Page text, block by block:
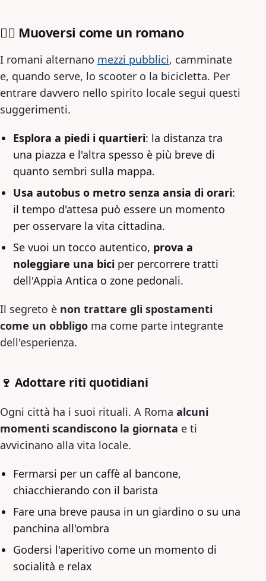
🚶‍♂️ Muoversi come un romano
I romani alternano mezzi pubblici, camminate
e, quando serve, lo scooter o la bicicletta. Per
entrare davvero nello spirito locale segui questi
suggerimenti.
Esplora a piedi i quartieri: la distanza tra
una piazza e l'altra spesso è più breve di
quanto sembri sulla mappa.
Usa autobus o metro senza ansia di orari:
il tempo d'attesa può essere un momento
per osservare la vita cittadina.
Se vuoi un tocco autentico, prova a
noleggiare una bici per percorrere tratti
dell'Appia Antica o zone pedonali.
Il segreto è non trattare gli spostamenti
come un obbligo ma come parte integrante
dell'esperienza.
🍷 Adottare riti quotidiani
Ogni città ha i suoi rituali. A Roma alcuni
momenti scandiscono la giornata e ti
avvicinano alla vita locale.
Fermarsi per un caffè al bancone,
chiacchierando con il barista
Fare una breve pausa in un giardino o su una
panchina all'ombra
Godersi l'aperitivo come un momento di
socialità e relax